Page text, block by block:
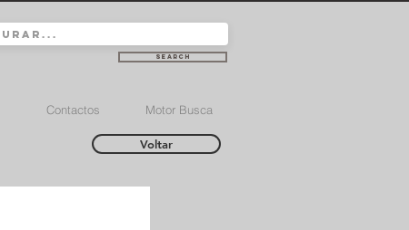
Search
Contactos Motor Busca
Voltar